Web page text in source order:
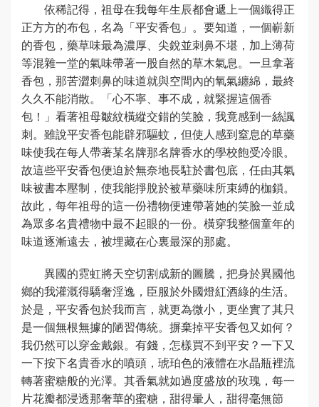
依稀記得，祖母在我每年生辰都會遞上一個織得正
正方方的布包，名為「平安香包」。要知道，一個嶄新
的香包，藥草味最為濃厚、尖銳並刺鼻不堪，加上薄荷
等混雜一堂的氣味帶著一股自然的草木氣息。一旦拿著
香包，那苦澀刺鼻的味道就與空間內的氧氣纏綿，最終
久久不能消散。「心不寧、事不成，就緊握這個香
包！」看著祖母皺紋橫縱交錯的笑臉，我竟感到一絲諷
刺。雖說平安香包能辟邪驅蚊，但使人感到窒息的草藥
味使我在每人帶著某名牌那名牌香水的學校飽受冷眼。
故這些平安香包便迫於無奈地長駐於書包底，任由其氣
味被書本壓制，使我能掙脫於被草藥味所束縛的枷鎖。
故此，每年祖母的這一份禮物便連帶著她的笑臉一並成
為眾多名貴禮物中最不起眼的一份。橫穿我整個童年的
味道逐漸遠去，被埋藏在心裏最深的那處。
異國的霓虹將天空切割成新的圖騰，把身於異國他
鄉的我灌溉得驕奢淫逸，臣服於外國燈紅酒綠的生活。
於是，平安香包於我而言，就更為微小，更坐實了其只
是一個無根無據的陋習傳統。摒棄掉平安香包又如何？
我仍然可以穿金戴銀。有錢，怎樣買不到平安？一下又
一下按下名貴香水的噴頭，琥珀色的液體在水晶瓶裡流
轉著蜜糖般的光澤。其香氣就如過度盛放的玫瑰，每一
片花瓣都浸透那奢華的蜜糖，甜得暈人，甜得毫無節